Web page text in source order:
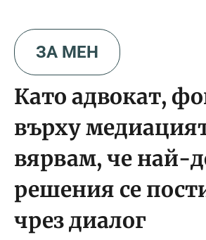
ЗА МЕН
Като адвокат,
върху
вярвам, че най-
решения се
чрез диалог